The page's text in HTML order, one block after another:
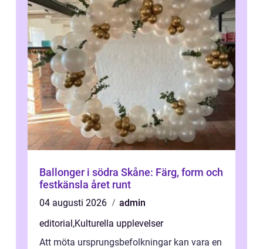
Ballonger i södra Skåne: Färg, form och
festkänsla året runt
04 augusti 2026
admin
editorial,Kulturella upplevelser
Att möta ursprungsbefolkningar kan vara en